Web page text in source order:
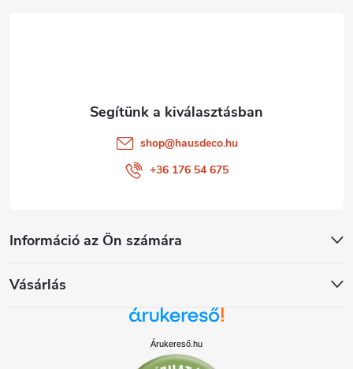
Információ az Ön számára
Vásárlás
shop@hausdeco.hu
+36 176 54 675
Árukereső.hu